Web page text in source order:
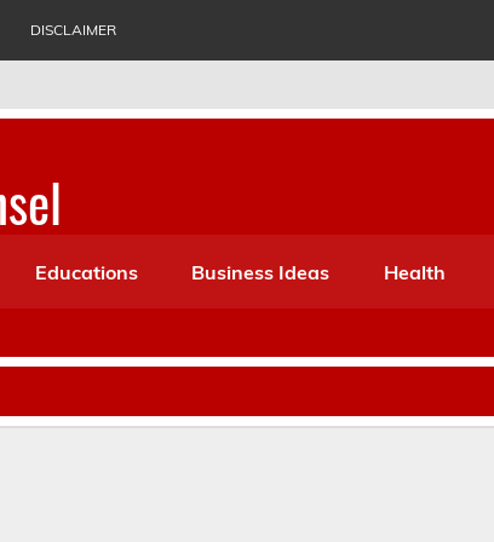
DISCLAIMER
Educations Business Ideas Health